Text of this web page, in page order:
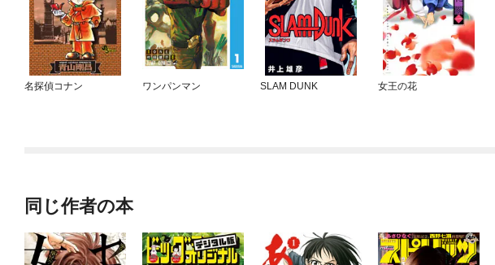
名探偵コナン ワンパンマン SLAM DUNK 女王の花
同じ作者の本